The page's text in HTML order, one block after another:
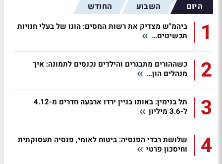
היום השבוע החודש
1
ביהמ"ש מצדיק את רשות המסים: הונו של בעלי חנויות
תכשיטים...
2
כשההורים מתבגרים והילדים נכנסים לתמונה: איך
מנהלים הון...
3
תל בנימין: באותו בניין ירדו ארבעה חדרים מ-4.12
ל-3.6 מיליון
4
שלושת רבדי הפנסיה: ביטוח לאומי, פנסיה תעסוקתית
וחיסכון פרטי